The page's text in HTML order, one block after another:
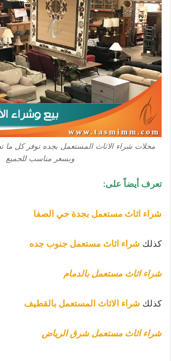
محلات شراء الاثاث المستعمل بجده توفر كل ما
وبسعر مناسب للجميع
تعرف أيضاً على:
شراء اثاث مستعمل بجدة حي الصفا
كذلك شراء اثاث مستعمل جنوب جده
شراء اثاث مستعمل بالدمام
كذلك شراء الاثاث المستعمل بالقطيف
شراء اثاث مستعمل شرق الرياض